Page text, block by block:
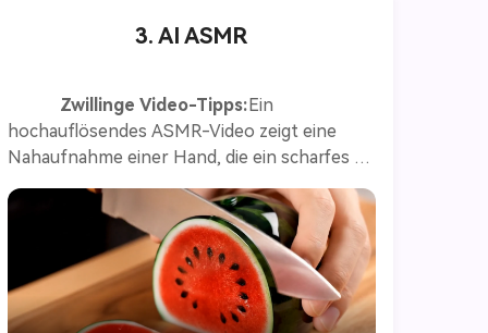
3. AI ASMR
Zwillinge Video-Tipps:Ein
hochauflösendes ASMR-Video zeigt eine
Nahaufnahme einer Hand, die ein scharfes
Messer hält und sanft eine surreale
Wassermelone aus kristallklarem Glas
aufschneidet. Die Wassermelone wird auf
einem polierten Holzschneidebrett gelegt,
und ihre Schale imitiert eine dunkelgrüne
Schale mit subtilen Streifen. Wenn das